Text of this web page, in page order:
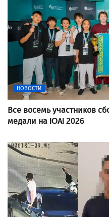
НОВОСТИ
Все восемь участников
медали на IOAI 2026